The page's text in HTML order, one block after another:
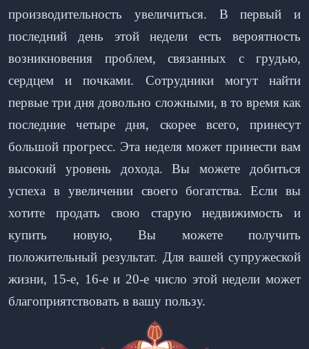
производительность увеличиться. В первый и
последний день этой недели есть вероятность
возникновения проблем, связанных с грудью,
сердцем и почками. Сотрудники могут найти
первые три дня довольно сложными, в то время как
последние четыре дня, скорее всего, принесут
большой прогресс. Эта неделя может принести вам
высокий уровень дохода. Вы можете добиться
успеха в увеличении своего богатства. Если вы
хотите продать свою старую недвижимость и
купить новую, Вы можете получить
положительный результат. Для вашей супружеской
жизни, 15-е, 16-е и 20-е число этой недели может
благоприятствовать в вашу пользу.